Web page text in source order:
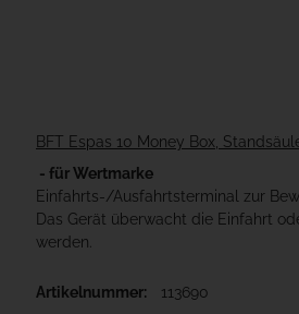
BFT Espas 10 Money Box,
- für Wertmarke
Einfahrts-/Ausfahrtsterminal zur
Das Gerät überwacht die Einfahrt
werden.
Artikelnummer:
113690